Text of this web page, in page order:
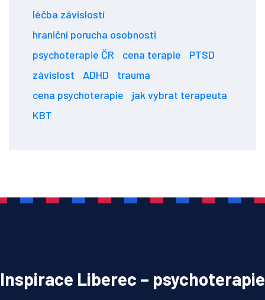
léčba závislostí
hraniční porucha osobnosti
psychoterapie ČR
cena terapie
PTSD
závislost
ADHD
trauma
cena psychoterapie
jak vybrat terapeuta
KBT
Inspirace Liberec – psychoterapie